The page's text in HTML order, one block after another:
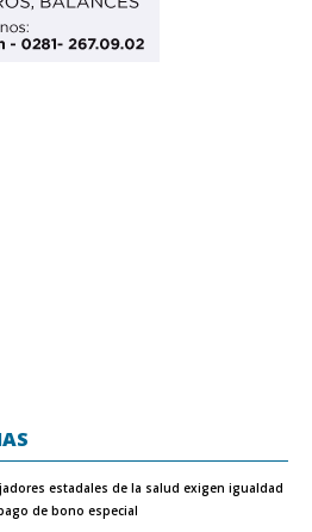
estadales de la salud exigen igualdad
de bono especial